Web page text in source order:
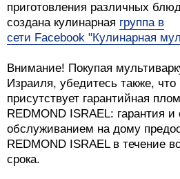
приготовления различных
создана кулинарная группа в
сети Facebook "Кулинарная
Внимание! Покупая
Израиля, убедитесь также, что
присутствует гарантийная
REDMOND ISRAEL: гарантия и
обслуживанием на дому
REDMOND ISRAEL в течение
срока.